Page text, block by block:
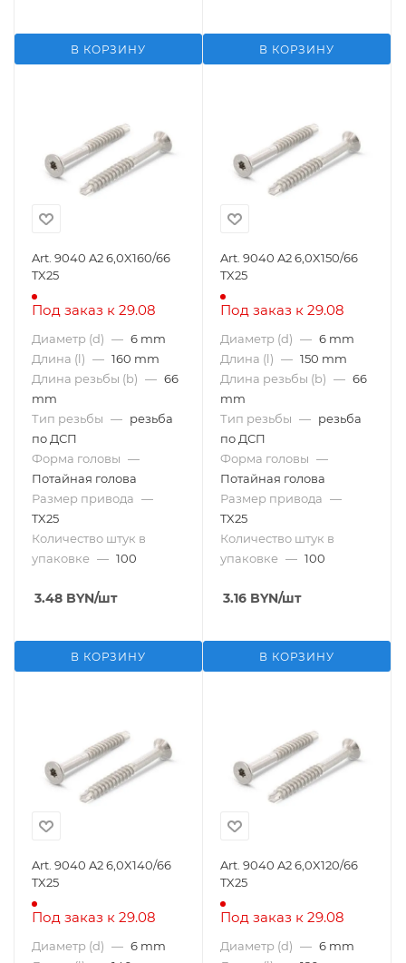
В КОРЗИНУ В КОРЗИНУ
Art. 9040 A2 6,0X160/66
TX25
Под заказ к 29.08
Диаметр (d) — 6 mm
Длина (l) — 160 mm
Длина резьбы (b) — 66
mm
Тип резьбы — резьба
по ДСП
Форма головы —
Потайная голова
Размер привода —
TX25
Количество штук в
упаковке — 100
3.48 BYN/шт
В КОРЗИНУ
Art. 9040 A2 6,0X150/66
TX25
Под заказ к 29.08
Диаметр (d) — 6 mm
Длина (l) — 150 mm
Длина резьбы (b) — 66
mm
Тип резьбы — резьба
по ДСП
Форма головы —
Потайная голова
Размер привода —
TX25
Количество штук в
упаковке — 100
3.16 BYN/шт
В КОРЗИНУ
Art. 9040 A2 6,0X140/66
TX25
Под заказ к 29.08
Диаметр (d) — 6 mm
Art. 9040 A2 6,0X120/66
TX25
Под заказ к 29.08
Диаметр (d) — 6 mm